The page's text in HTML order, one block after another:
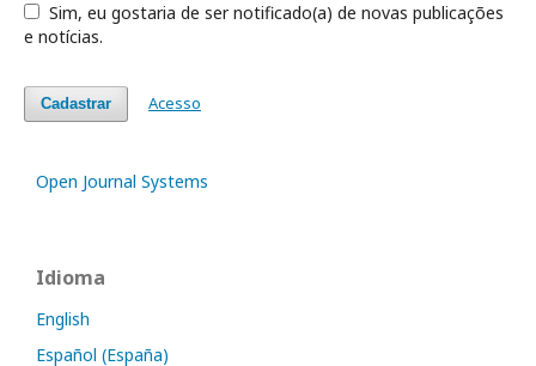
Sim, eu gostaria de ser notificado(a) de novas publicações
e notícias.
Cadastrar Acesso
Open Journal Systems
Idioma
English
Español (España)